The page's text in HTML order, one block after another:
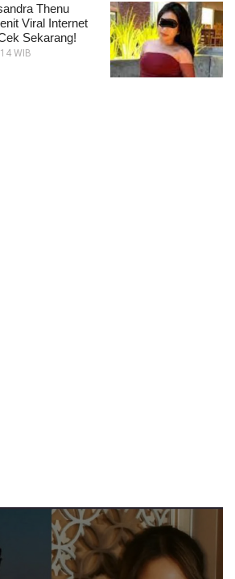
Thenu
Viral Internet
Sekarang!
WIB